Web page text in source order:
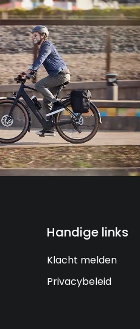
Handige links
Klacht melden
Privacybeleid